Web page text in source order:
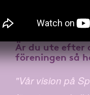
Är du ute
föreningenså
"Vår vision på